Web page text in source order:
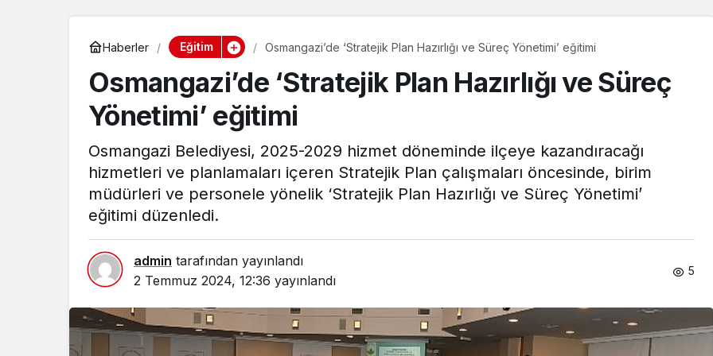
Haberler Eğitim Osmangazi’de ‘Stratejik Plan Hazırlığı ve Süreç Yönetimi’ eğitimi
Osmangazi’de ‘Stratejik Plan Hazırlığı ve Süreç
Yönetimi’ eğitimi
Osmangazi Belediyesi, 2025-2029 hizmet döneminde ilçeye kazandıracağı
hizmetleri ve planlamaları içeren Stratejik Plan çalışmaları öncesinde, birim
müdürleri ve personele yönelik ‘Stratejik Plan Hazırlığı ve Süreç Yönetimi’
eğitimi düzenledi.
admin tarafından yayınlandı
2 Temmuz 2024, 12:36 yayınlandı
5